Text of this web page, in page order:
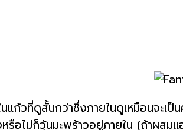
ก้วที่ดูสั้นกว่าซึ่งภายในดูเหมือนจะเ
หรือไม่ก็วุ้นมะพร้าวอยู่ภายใน (ถ้าผส